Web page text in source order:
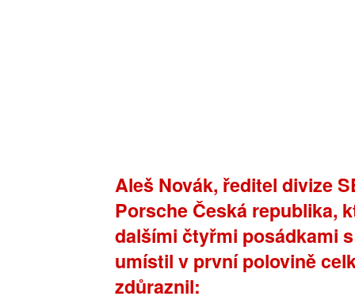
Aleš Novák, ředitel divize
Porsche Česká republika,
dalšími čtyřmi posádkami
umístil v první polovině
zdůraznil: